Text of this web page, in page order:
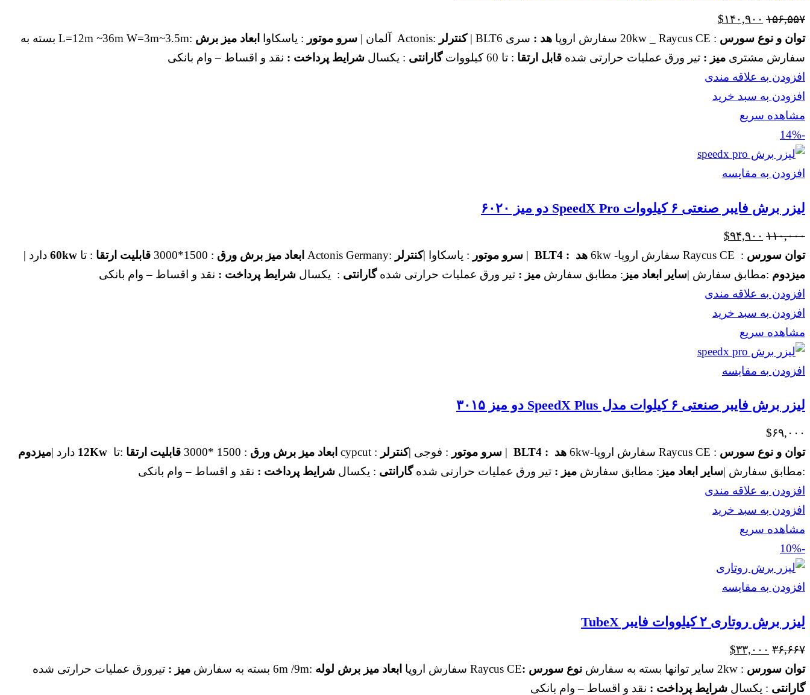
۱۵۶,۵۵۷ قیمت
اصلی
$۱۵۶,۵۵۷
بود.
$۱۴۰,۹۰۰ قیمت
فعلی
$۱۴۰,۹۰۰
است.
توان و نوع سورس : 20kw _ Raycus CE سفارش اروپا هد : سری BLT6 | کنترلر :Actonis آلمان | سرو موتور : یاسکاوا ابعاد میز برش
:L=12m ~36m W=3m~3.5m بسته به
سفارش مشتری میز : تیر ورق عملیات حرارتی شده قابل ارتقا : تا 60 کیلووات گارانتی : یکسال شرایط پرداخت : نقد و اقساط – وام بانکی
افزودن به علاقه مندی
افزودن به سبد خرید
مشاهده سریع
-14%
افزودن به مقایسه
لیزر برش فایبر صنعتی ۶ کیلووات SpeedX Pro دو میز ۶۰۲۰
۱۱۰,۰۰۰ قیمت
اصلی
$۱۱۰,۰۰۰
بود.
$۹۴,۹۰۰ قیمت
فعلی
$۹۴,۹۰۰
است.
توان سورس : Raycus CE سفارش اروپا- 6kw هد : BLT4 | سرو موتور : یاسکاوا |کنترلر :Actonis Germany ابعاد میز برش ورق : 1500*3000 قابلیت ارتقا : تا 60kw دارد |
میزدوم :مطابق سفارش |سایر ابعاد میز : مطابق سفارش میز : تیر ورق عملیات حرارتی شدهگارانتی : یکسال شرایط پرداخت : نقد و اقساط – وام بانکی
افزودن به علاقه مندی
افزودن به سبد خرید
مشاهده سریع
افزودن به مقایسه
لیزر برش فایبر صنعتی ۶ کیلوات مدل SpeedX Plus دو میز ۳۰۱۵
$۶۹,۰۰۰
توان و نوع سورس : Raycus CE سفارش اروپا-6kw هد : BLT4 | سرو موتور : فوجی |کنترلر : cypcut ابعاد میز برش ورق : 1500 *3000 قابلیت ارتقا :تا 12Kw دارد |میزدوم
:مطابق سفارش |سایر ابعاد میز : مطابق سفارش میز : تیر ورق عملیات حرارتی شدهگارانتی : یکسال شرایط پرداخت : نقد و اقساط – وام بانکی
افزودن به علاقه مندی
افزودن به سبد خرید
مشاهده سریع
-10%
افزودن به مقایسه
لیزر برش روتاری ۲ کیلووات فایبر TubeX
۳۶,۶۶۷ قیمت
اصلی
$۳۶,۶۶۷
$۳۳,۰۰۰ قیمت
فعلی
$۳۳,۰۰۰
توان سورس : 2kw سایر توانها بسته به سفارش نوع سورس :Raycus CE سفارش اروپا ابعاد میز برش لوله :6m /9m بسته به سفارش میز : تیرورق عملیات حرارتی شده
گارانتی : یکسال شرایط پرداخت : نقد و اقساط – وام بانکی